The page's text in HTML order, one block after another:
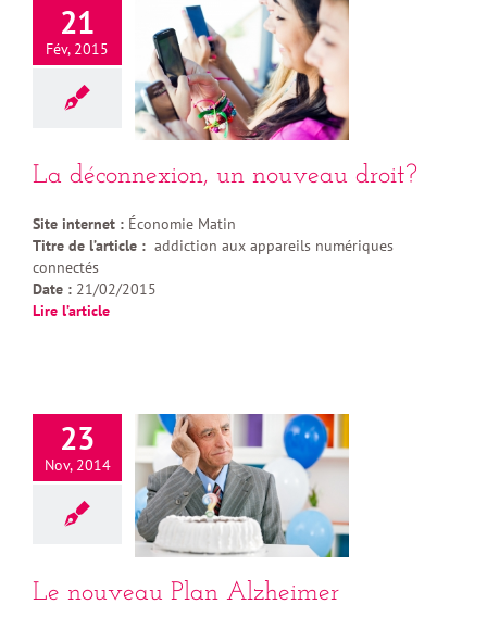
21
Fév, 2015
La déconnexion, un nouveau droit?
Site internet : Économie Matin
Titre de l’article : addiction aux appareils numériques
connectés
Date : 21/02/2015
Lire l’article
23
Nov, 2014
Le nouveau Plan Alzheimer